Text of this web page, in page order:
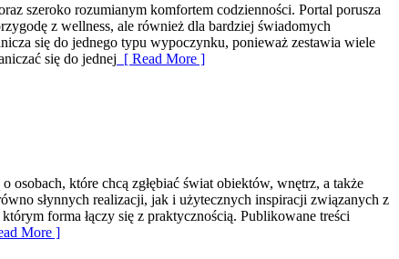
szeroko rozumianym komfortem codzienności. Portal porusza
z wellness, ale również dla bardziej świadomych
się do jednego typu wypoczynku, ponieważ zestawia wiele
się do jednej [ Read More ]
osobach, które chcą zgłębiać świat obiektów, wnętrz, a także
słynnych realizacji, jak i użytecznych inspiracji związanych z
forma łączy się z praktycznością. Publikowane treści
More ]